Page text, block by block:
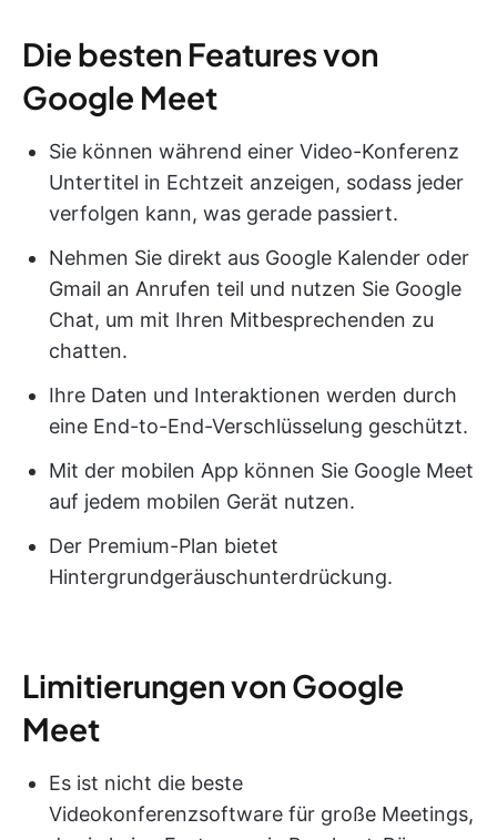
Die besten Features von
Google Meet
Sie können während einer Video-Konferenz
Untertitel in Echtzeit anzeigen, sodass jeder
verfolgen kann, was gerade passiert.
Nehmen Sie direkt aus Google Kalender oder
Gmail an Anrufen teil und nutzen Sie Google
Chat, um mit Ihren Mitbesprechenden zu
chatten.
Ihre Daten und Interaktionen werden durch
eine End-to-End-Verschlüsselung geschützt.
Mit der mobilen App können Sie Google Meet
auf jedem mobilen Gerät nutzen.
Der Premium-Plan bietet
Hintergrundgeräuschunterdrückung.
Limitierungen von Google
Meet
Es ist nicht die beste
Videokonferenzsoftware für große Meetings,